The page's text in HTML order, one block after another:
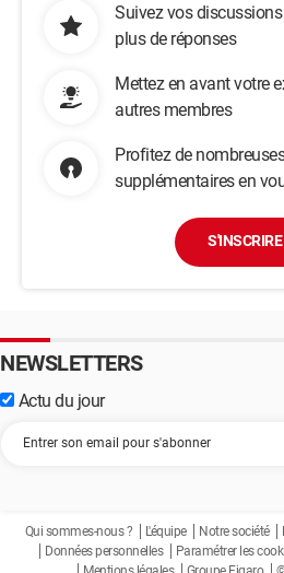
Suivez vos
plus de réponses
Mettez en avant votre
autres membres
Profitez de
supplémentaires en
S'INSCRIRE
NEWSLETTERS
Actu du jour
Qui sommes-nous ? L'équipe Notre société
Données personnelles
Paramétrer les